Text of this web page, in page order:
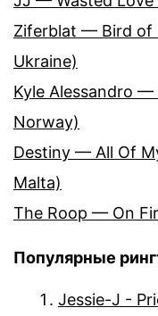
Ziferblat — Bird of
Ukraine)
Kyle Alessandro
Norway)
Destiny — All Of
Malta)
The Roop — On
Популярные
Jessie-J -